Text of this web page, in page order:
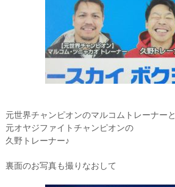
元世界チャンピオンのマルコムトレーナーと
元オヤジファイトチャンピオンの
久野トレーナー♪
裏面のお写真も撮りなおして